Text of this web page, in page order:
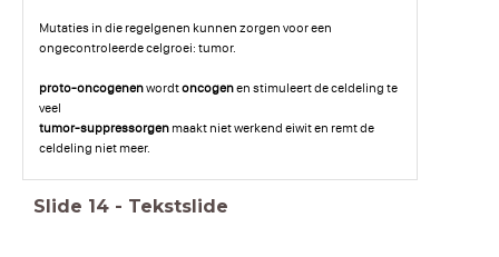
Mutaties in die regelgenen kunnen zorgen voor een
ongecontroleerde celgroei: tumor.
proto-oncogenenwordtoncogenen stimuleert de celdeling te
veel
tumor-suppressorgenmaakt niet werkend eiwit en remt de
celdeling niet meer.
Slide 14 - Tekstslide